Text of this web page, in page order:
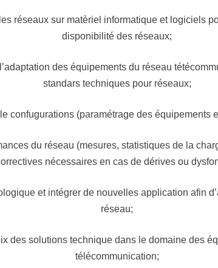
réseaux sur matèriel informatique et logiciels
disponibilité des réseaux;
des équipements du réseau
standars techniques pour réseaux;
confugurations (paramétrage des équipements
du réseau (mesures, statistiques de la
nécessaires en cas de dérives ou
et intégrer de nouvelles application afin
réseau;
des solutions technique dans le domaine des
télécommunication;